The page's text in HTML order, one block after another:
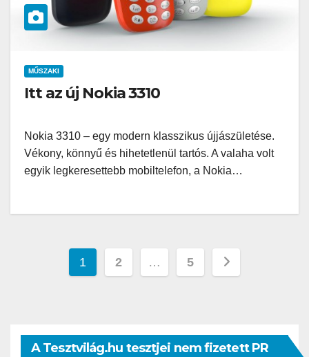
MŰSZAKI
Itt az új Nokia 3310
Nokia 3310 – egy modern klasszikus újjászületése.
Vékony, könnyű és hihetetlenül tartós. A valaha volt
egyik legkeresettebb mobiltelefon, a Nokia…
Bejegyzések
1 2 … 5
A Tesztvilág.hu tesztjei nem fizetett PR